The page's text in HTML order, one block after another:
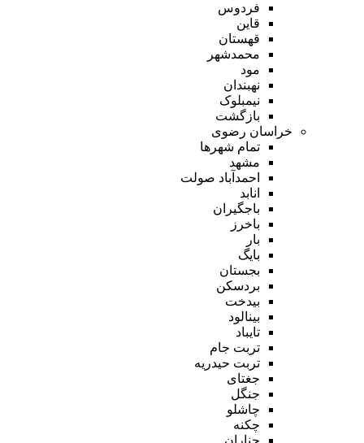
فردوس
قاین
قهستان
محمدشهر
مود
نهبندان
نیمبلوک
بازگشت
خراسان رضوی
تمام شهر‌ها
مشهد
احمدآباد صولت
انابد
باجگیران
باخرز
بار
بایگ
بجستان
بردسکن
بیدخت
بینالود
تایباد
تربت جام
تربت حیدریه
جغتای
جنگل
چاشلو
چکنه
چناران